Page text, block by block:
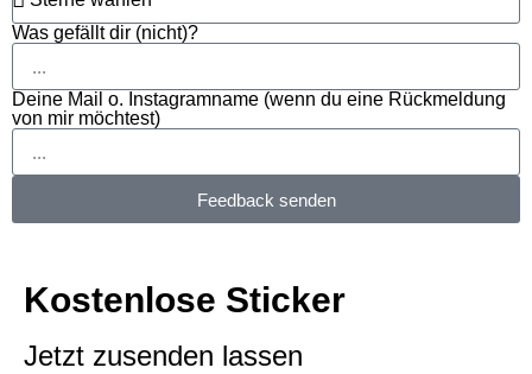
Was gefällt dir (nicht)?
Deine Mail o. Instagramname (wenn du eine Rückmeldung
von mir möchtest)
Feedback senden
Kostenlose Sticker
Jetzt zusenden lassen